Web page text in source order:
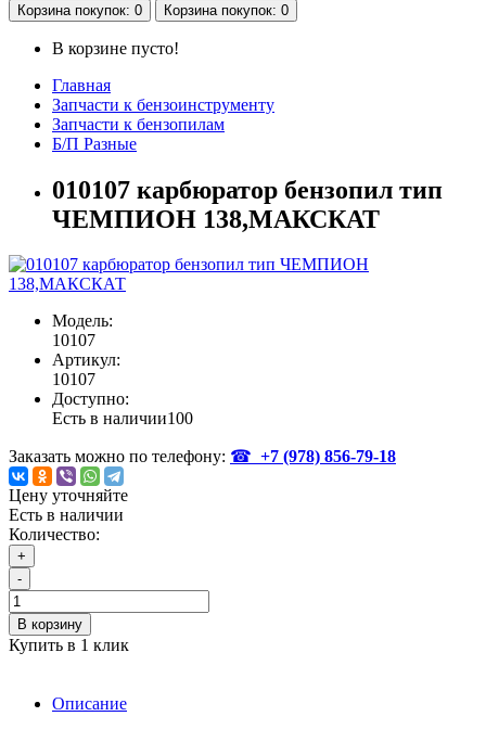
Корзина покупок: 0 Корзина покупок: 0
В корзине пусто!
Главная
Запчасти к бензоинструменту
Запчасти к бензопилам
Б/П Разные
010107 карбюратор бензопил тип
ЧЕМПИОН 138,МАКСКАТ
Модель:
10107
Артикул:
10107
Доступно:
Есть в наличии100
Заказать можно по телефону: ☎ +7 (978) 856-79-18
Цену уточняйте
Есть в наличии
Количество:
+
-
В корзину
Купить в 1 клик
Описание